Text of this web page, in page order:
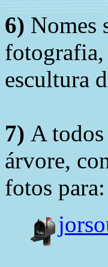
6) Nomes
fotografia,
escultura
7) A
árvore,
fotos para: